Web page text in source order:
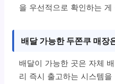
을 우선적으로 확인하는 게
배달 가능한 두쫀쿠 매장
배달이 가능한 곳은 자체
리 즉시 출고하는 시스템